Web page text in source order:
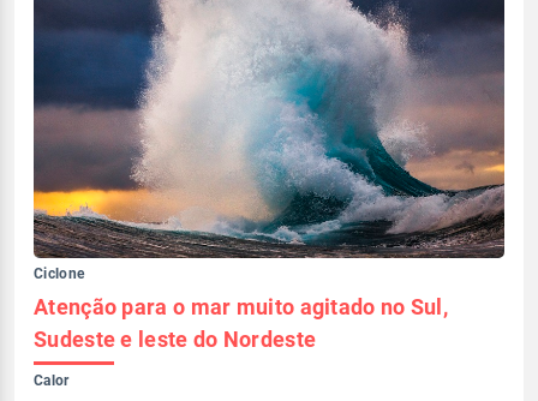
Ciclone
Atenção para o mar muito agitado no Sul,
Sudeste e leste do Nordeste
Calor